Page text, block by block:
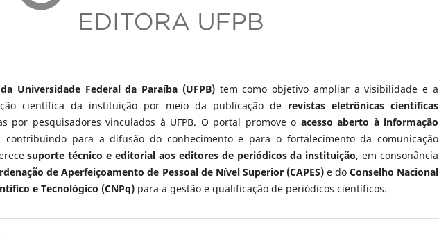
Universidade Federal da Paraíba (UFPB)tem como objetivo ampliar a visibilidade e a
científica da instituição por meio da publicação de revistas eletrônicas científicas
por pesquisadores vinculados à UFPB. O portal promove o acesso aberto à informação
contribuindo para a difusão do conhecimento e para o fortalecimento da comunicação
suporte técnico e editorial aos editores de periódicos da instituição, em consonância
de Aperfeiçoamento de Pessoal de Nível Superior (CAPES)e do Conselho Nacional
e Tecnológico (CNPq) para a gestão e qualificação de periódicos científicos.